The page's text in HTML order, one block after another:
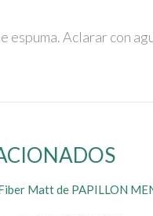
Aclarar con